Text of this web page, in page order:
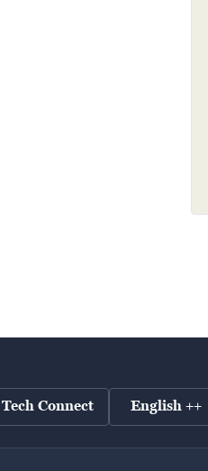
Tech Connect English ++